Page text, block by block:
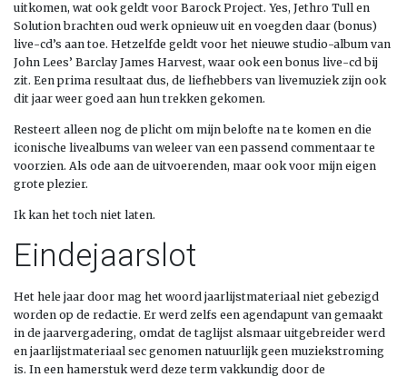
uitkomen, wat ook geldt voor Barock Project. Yes, Jethro Tull en
Solution brachten oud werk opnieuw uit en voegden daar (bonus)
live-cd’s aan toe. Hetzelfde geldt voor het nieuwe studio-album van
John Lees’ Barclay James Harvest, waar ook een bonus live-cd bij
zit. Een prima resultaat dus, de liefhebbers van livemuziek zijn ook
dit jaar weer goed aan hun trekken gekomen.
Resteert alleen nog de plicht om mijn belofte na te komen en die
iconische livealbums van weleer van een passend commentaar te
voorzien. Als ode aan de uitvoerenden, maar ook voor mijn eigen
grote plezier.
Ik kan het toch niet laten.
Eindejaarslot
Het hele jaar door mag het woord jaarlijstmateriaal niet gebezigd
worden op de redactie. Er werd zelfs een agendapunt van gemaakt
in de jaarvergadering, omdat de taglijst alsmaar uitgebreider werd
en jaarlijstmateriaal sec genomen natuurlijk geen muziekstroming
is. In een hamerstuk werd deze term vakkundig door de